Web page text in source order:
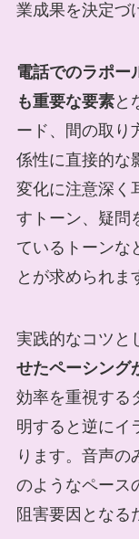
業成果を決定づ
電話でのラポー
も重要な要素と
ード、間の取り
係性に直接的な
変化に注意深く
すトーン、疑問
ているトーンな
とが求められま
実践的なコツと
せたペーシング
効率を重視する
明すると逆にイ
ります。音声の
のようなペース
阻害要因となる